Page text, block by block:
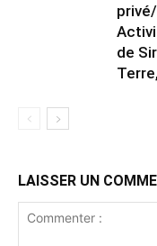
de
LAISSER UN